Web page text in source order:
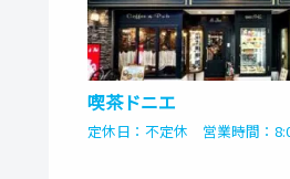
喫茶ドニエ
定休日：不定休 営業時間：